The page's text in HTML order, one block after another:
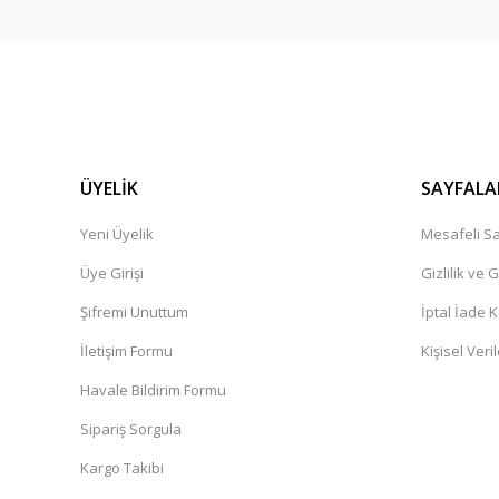
ÜYELİK
Yeni Üyelik
Üye Girişi
Şifremi Unuttum
İletişim Formu
Havale Bildirim Formu
Sipariş Sorgula
Kargo Takibi
Mesafeli
Gizlilik ve
İptal İade
Kişisel